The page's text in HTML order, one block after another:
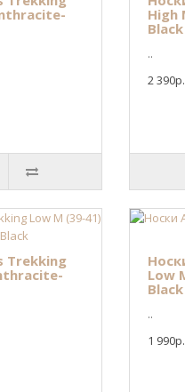
High
Black
..
2 390р.
Trekking
Low
Black
..
1 990р.